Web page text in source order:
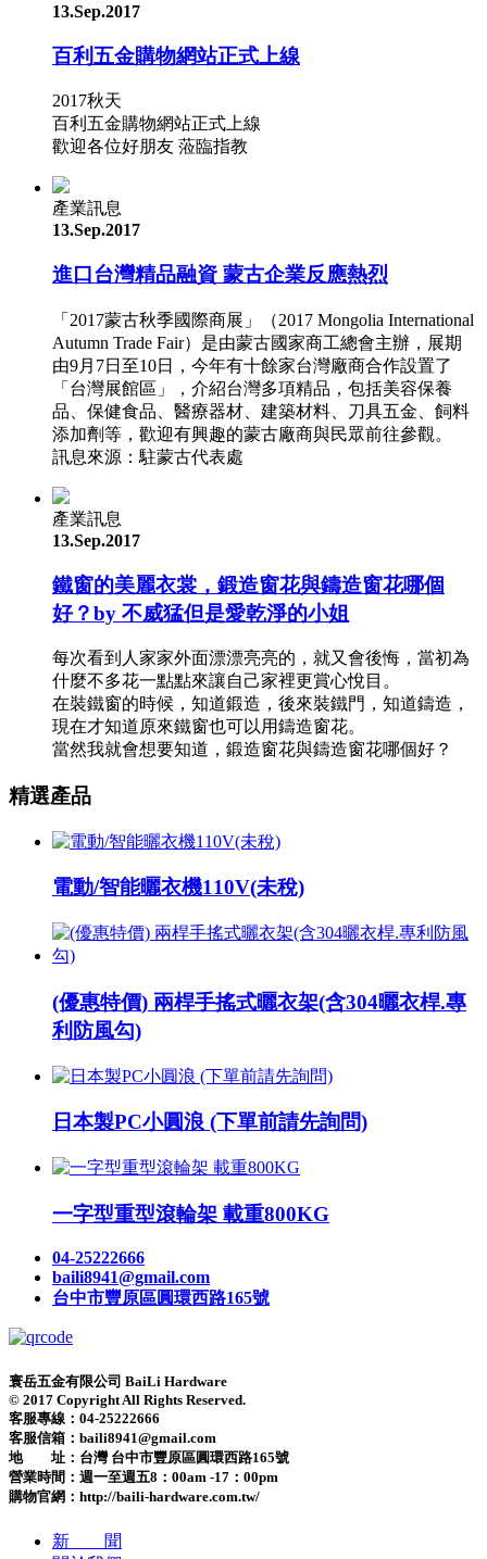
13.Sep.2017
百利五金購物網站正式上線
2017秋天
百利五金購物網站正式上線
歡迎各位好朋友 蒞臨指教
產業訊息
13.Sep.2017
進口台灣精品融資 蒙古企業反應熱烈
「2017蒙古秋季國際商展」（2017 Mongolia International
Autumn Trade Fair）是由蒙古國家商工總會主辦，展期
由9月7日至10日，今年有十餘家台灣廠商合作設置了
「台灣展館區」，介紹台灣多項精品，包括美容保養
品、保健食品、醫療器材、建築材料、刀具五金、飼料
添加劑等，歡迎有興趣的蒙古廠商與民眾前往參觀。
訊息來源：駐蒙古代表處
產業訊息
13.Sep.2017
鐵窗的美麗衣裳，鍛造窗花與鑄造窗花哪個
好？by 不威猛但是愛乾淨的小姐
每次看到人家家外面漂漂亮亮的，就又會後悔，當初為
什麼不多花一點點來讓自己家裡更賞心悅目。
在裝鐵窗的時候，知道鍛造，後來裝鐵門，知道鑄造，
現在才知道原來鐵窗也可以用鑄造窗花。
當然我就會想要知道，鍛造窗花與鑄造窗花哪個好？
精選產品
電動/智能曬衣機110V(未稅)
(優惠特價) 兩桿手搖式曬衣架(含304曬衣桿.專
利防風勾)
日本製PC小圓浪 (下單前請先詢問)
一字型重型滾輪架 載重800KG
04-25222666
baili8941@gmail.com
台中市豐原區圓環西路165號
寰岳五金有限公司 BaiLi Hardware
© 2017 Copyright All Rights Reserved.
客服專線：04-25222666
客服信箱：baili8941@gmail.com
地 址：台灣 台中市豐原區圓環西路165號
營業時間： 週一至週五8：00am -17：00pm
購物官網：http://baili-hardware.com.tw/
新 聞